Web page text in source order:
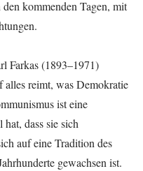
kommenden Tagen, mit
Farkas (1893–1971)
alles reimt, was Demokratie
ist eine
dass sie sich
auf eine Tradition des
gewachsen ist.